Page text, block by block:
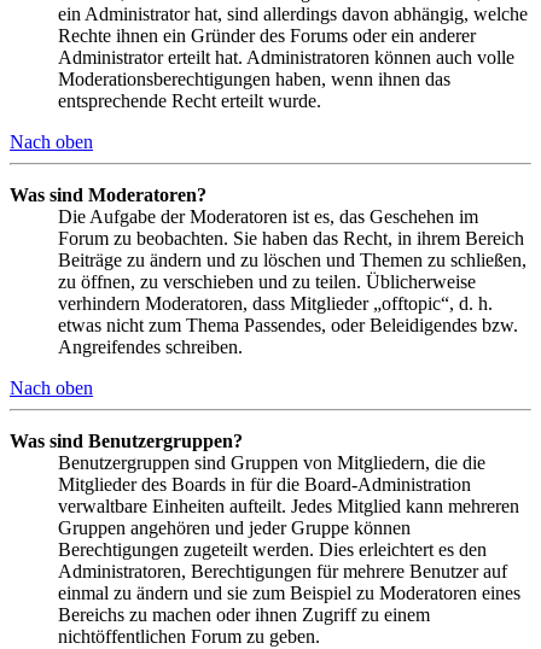
ein Administrator hat, sind allerdings davon abhängig, welche
Rechte ihnen ein Gründer des Forums oder ein anderer
Administrator erteilt hat. Administratoren können auch volle
Moderationsberechtigungen haben, wenn ihnen das
entsprechende Recht erteilt wurde.
Nach oben
Was sind Moderatoren?
Die Aufgabe der Moderatoren ist es, das Geschehen im
Forum zu beobachten. Sie haben das Recht, in ihrem Bereich
Beiträge zu ändern und zu löschen und Themen zu schließen,
zu öffnen, zu verschieben und zu teilen. Üblicherweise
verhindern Moderatoren, dass Mitglieder „offtopic“, d. h.
etwas nicht zum Thema Passendes, oder Beleidigendes bzw.
Angreifendes schreiben.
Nach oben
Was sind Benutzergruppen?
Benutzergruppen sind Gruppen von Mitgliedern, die die
Mitglieder des Boards in für die Board-Administration
verwaltbare Einheiten aufteilt. Jedes Mitglied kann mehreren
Gruppen angehören und jeder Gruppe können
Berechtigungen zugeteilt werden. Dies erleichtert es den
Administratoren, Berechtigungen für mehrere Benutzer auf
einmal zu ändern und sie zum Beispiel zu Moderatoren eines
Bereichs zu machen oder ihnen Zugriff zu einem
nichtöffentlichen Forum zu geben.